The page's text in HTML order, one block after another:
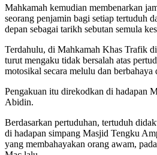
Mahkamah kemudian membenarkan
seorang penjamin bagi setiap tertuduh
depan sebagai tarikh sebutan semula
Terdahulu, di Mahkamah Khas Trafik
turut mengaku tidak bersalah atas
motosikal secara melulu dan berbahaya
Pengakuan itu direkodkan di hadapan
Abidin.
Berdasarkan pertuduhan, tertuduh
di hadapan simpang Masjid Tengku
yang membahayakan orang awam,